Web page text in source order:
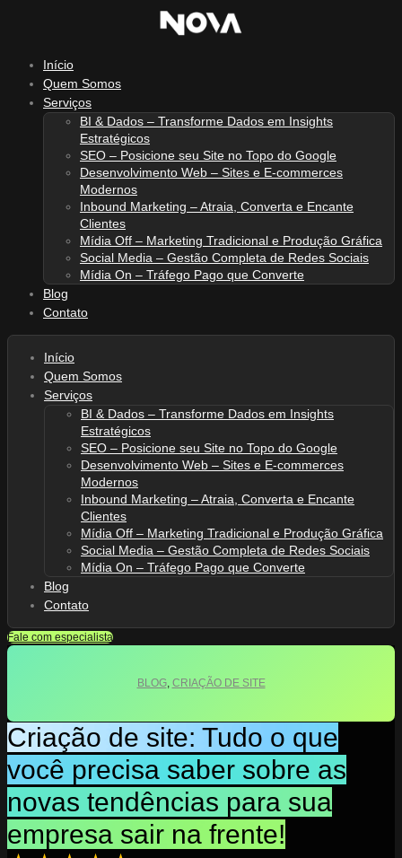
conteúdoInício
Quem Somos
Serviços
BI & Dados – Transforme Dados em Insights
Estratégicos
SEO – Posicione seu Site no Topo do Google
Desenvolvimento Web – Sites e E-commerces
Modernos
Inbound Marketing – Atraia, Converta e Encante
Clientes
Mídia Off – Marketing Tradicional e Produção Gráfica
Social Media – Gestão Completa de Redes Sociais
Mídia On – Tráfego Pago que Converte
Blog
Contato
Início
Quem Somos
Serviços
BI & Dados – Transforme Dados em Insights
Estratégicos
SEO – Posicione seu Site no Topo do Google
Desenvolvimento Web – Sites e E-commerces
Modernos
Inbound Marketing – Atraia, Converta e Encante
Clientes
Mídia Off – Marketing Tradicional e Produção Gráfica
Social Media – Gestão Completa de Redes Sociais
Mídia On – Tráfego Pago que Converte
Blog
Contato
Fale com especialista
BLOG, CRIAÇÃO DE SITE
Criação de site: Tudo o que
você precisa saber sobre as
novas tendências para sua
empresa sair na frente!